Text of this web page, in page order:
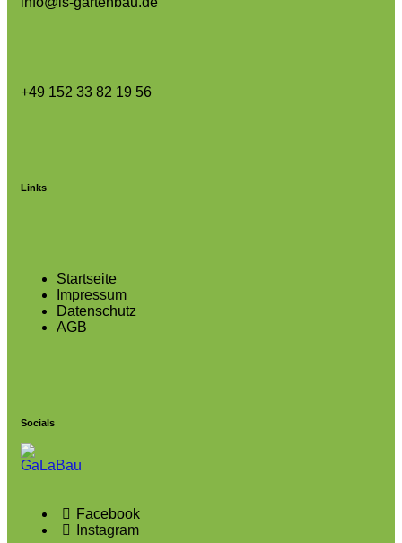
+49 152 33 82 19 56
Links
Startseite
Impressum
Datenschutz
AGB
Socials
Facebook
Instagram